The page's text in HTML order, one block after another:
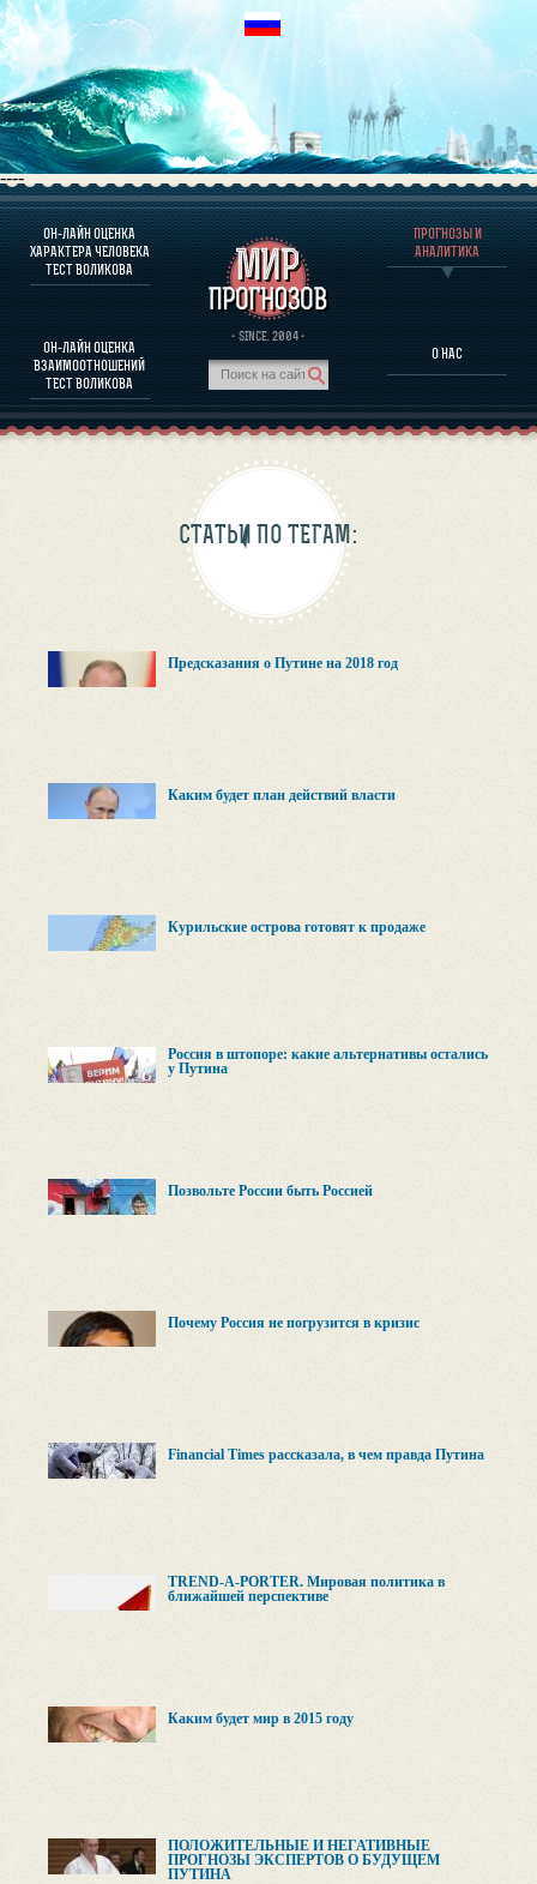
----
ОН-ЛАЙН ОЦЕНКА
ХАРАКТЕРА ЧЕЛОВЕКА
ТЕСТ ВОЛИКОВА
ОН-ЛАЙН ОЦЕНКА
ВЗАИМООТНОШЕНИЙ
ТЕСТ ВОЛИКОВА
· SINCE. 2004 ·
ПРОГНОЗЫ И
АНАЛИТИКА
О НАС
О ПРОГРАММЕ
ОЦЕНКА ХАРАКТЕРA ЧЕЛОВЕКА
ОЦЕНКА ХАРАКТЕРА ВЫДАЮЩИХСЯ ЛИЧНОСТЕЙ
О ПРОГРАММЕ
ПРОГНОЗЫ И АНАЛИТИКА
СТАТЬИ ПО ТЕГАМ:
Предсказания о Путине на 2018 год
Каким будет план действий власти
Курильские острова готовят к продаже
Россия в штопоре: какие альтернативы остались
у Путина
Позвольте России быть Россией
Почему Россия не погрузится в кризис
Financial Times рассказала, в чем правда Путина
TREND-A-PORTER. Мировая политика в
ближайшей перспективе
Каким будет мир в 2015 году
ПОЛОЖИТЕЛЬНЫЕ И НЕГАТИВНЫЕ
ПРОГНОЗЫ ЭКСПЕРТОВ О БУДУЩЕМ
ПУТИНА